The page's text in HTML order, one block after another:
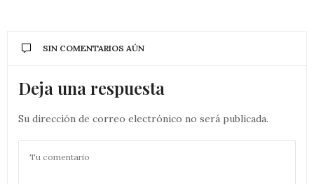
SIN COMENTARIOS AÚN
Deja una respuesta
Su dirección de correo electrónico no será publicada.